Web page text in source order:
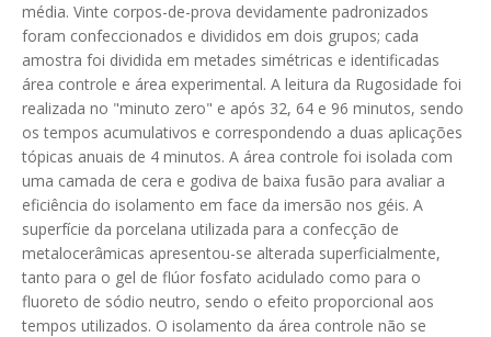
média. Vinte corpos-de-prova devidamente padronizados
foram confeccionados e divididos em dois grupos; cada
amostra foi dividida em metades simétricas e identificadas
área controle e área experimental. A leitura da Rugosidade foi
realizada no "minuto zero" e após 32, 64 e 96 minutos, sendo
os tempos acumulativos e correspondendo a duas aplicações
tópicas anuais de 4 minutos. A área controle foi isolada com
uma camada de cera e godiva de baixa fusão para avaliar a
eficiência do isolamento em face da imersão nos géis. A
superfície da porcelana utilizada para a confecção de
metalocerâmicas apresentou-se alterada superficialmente,
tanto para o gel de flúor fosfato acidulado como para o
fluoreto de sódio neutro, sendo o efeito proporcional aos
tempos utilizados. O isolamento da área controle não se